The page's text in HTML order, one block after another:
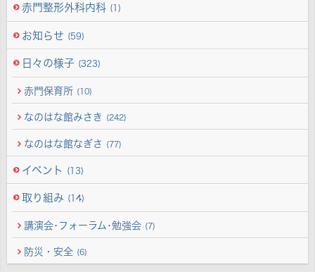
赤門整形外科内科 (1)
お知らせ (59)
日々の様子 (323)
赤門保育所 (10)
なのはな館みさき (242)
なのはな館なぎさ (77)
イベント (13)
取り組み (14)
講演会･フォーラム･勉強会 (7)
防災・安全 (6)